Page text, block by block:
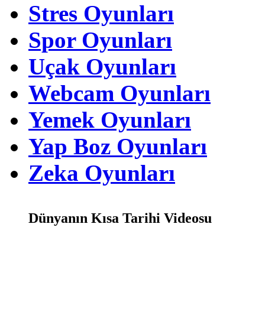
Stres Oyunları
Spor Oyunları
Uçak Oyunları
Webcam Oyunları
Yemek Oyunları
Yap Boz Oyunları
Zeka Oyunları
Dünyanın Kısa Tarihi Videosu